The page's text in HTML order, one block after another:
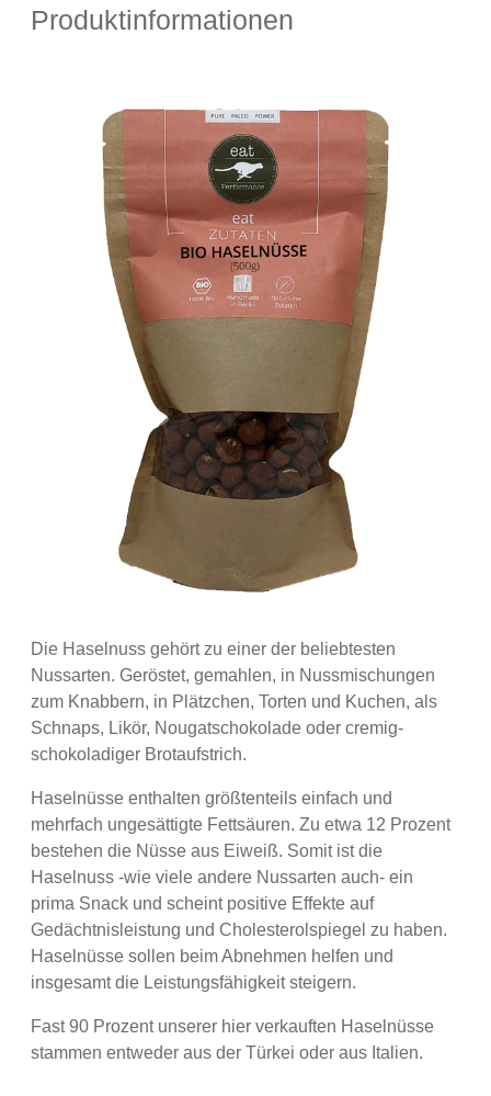
Produktinformationen
Die Haselnuss gehört zu einer der beliebtesten
Nussarten. Geröstet, gemahlen, in Nussmischungen
zum Knabbern, in Plätzchen, Torten und Kuchen, als
Schnaps, Likör, Nougatschokolade oder cremig-
schokoladiger Brotaufstrich.
Haselnüsse enthalten größtenteils einfach und
mehrfach ungesättigte Fettsäuren. Zu etwa 12 Prozent
bestehen die Nüsse aus Eiweiß. Somit ist die
Haselnuss -wie viele andere Nussarten auch- ein
prima Snack und scheint positive Effekte auf
Gedächtnisleistung und Cholesterolspiegel zu haben.
Haselnüsse sollen beim Abnehmen helfen und
insgesamt die Leistungsfähigkeit steigern.
Fast 90 Prozent unserer hier verkauften Haselnüsse
stammen entweder aus der Türkei oder aus Italien.